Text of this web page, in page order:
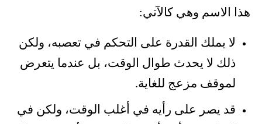
هذا الاسم وهي كالآتي:
لا يملك القدرة على التحكم في تعصبه، ولكن
ذلك لا يحدث طوال الوقت، بل عندما يتعرض
لموقف مزعج للغاية.
قد يصر على رأيه في أغلب الوقت، ولكن في